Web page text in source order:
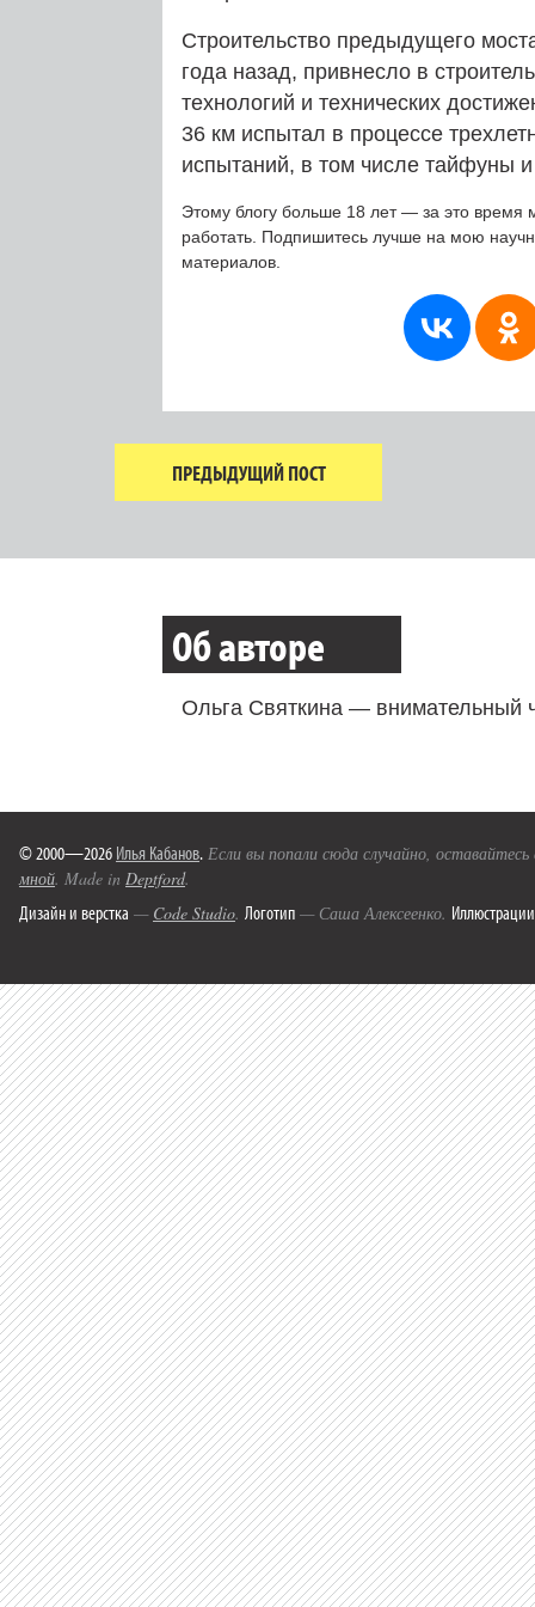
Строительство предыдущего
года назад, привнесло в
технологий и технических
36 км испытал в процессе
испытаний, в том числе тайфуны
Этому блогу больше 18 лет — за это время
работать. Подпишитесь лучше на мою
материалов.
ПРЕДЫДУЩИЙ ПОСТ
Об авторе
Ольга Святкина — внимательный
© 2000—2026 Илья Кабанов. Если вы попали сюда случайно,
мной. Made in Deptford.
Дизайн и верстка — Code Studio. Логотип — Саша Алексеенко. Иллюстрации